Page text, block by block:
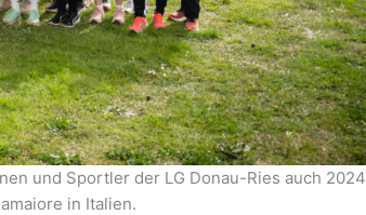
und Sportler der LG Donau-Ries auch 2024
in Italien.